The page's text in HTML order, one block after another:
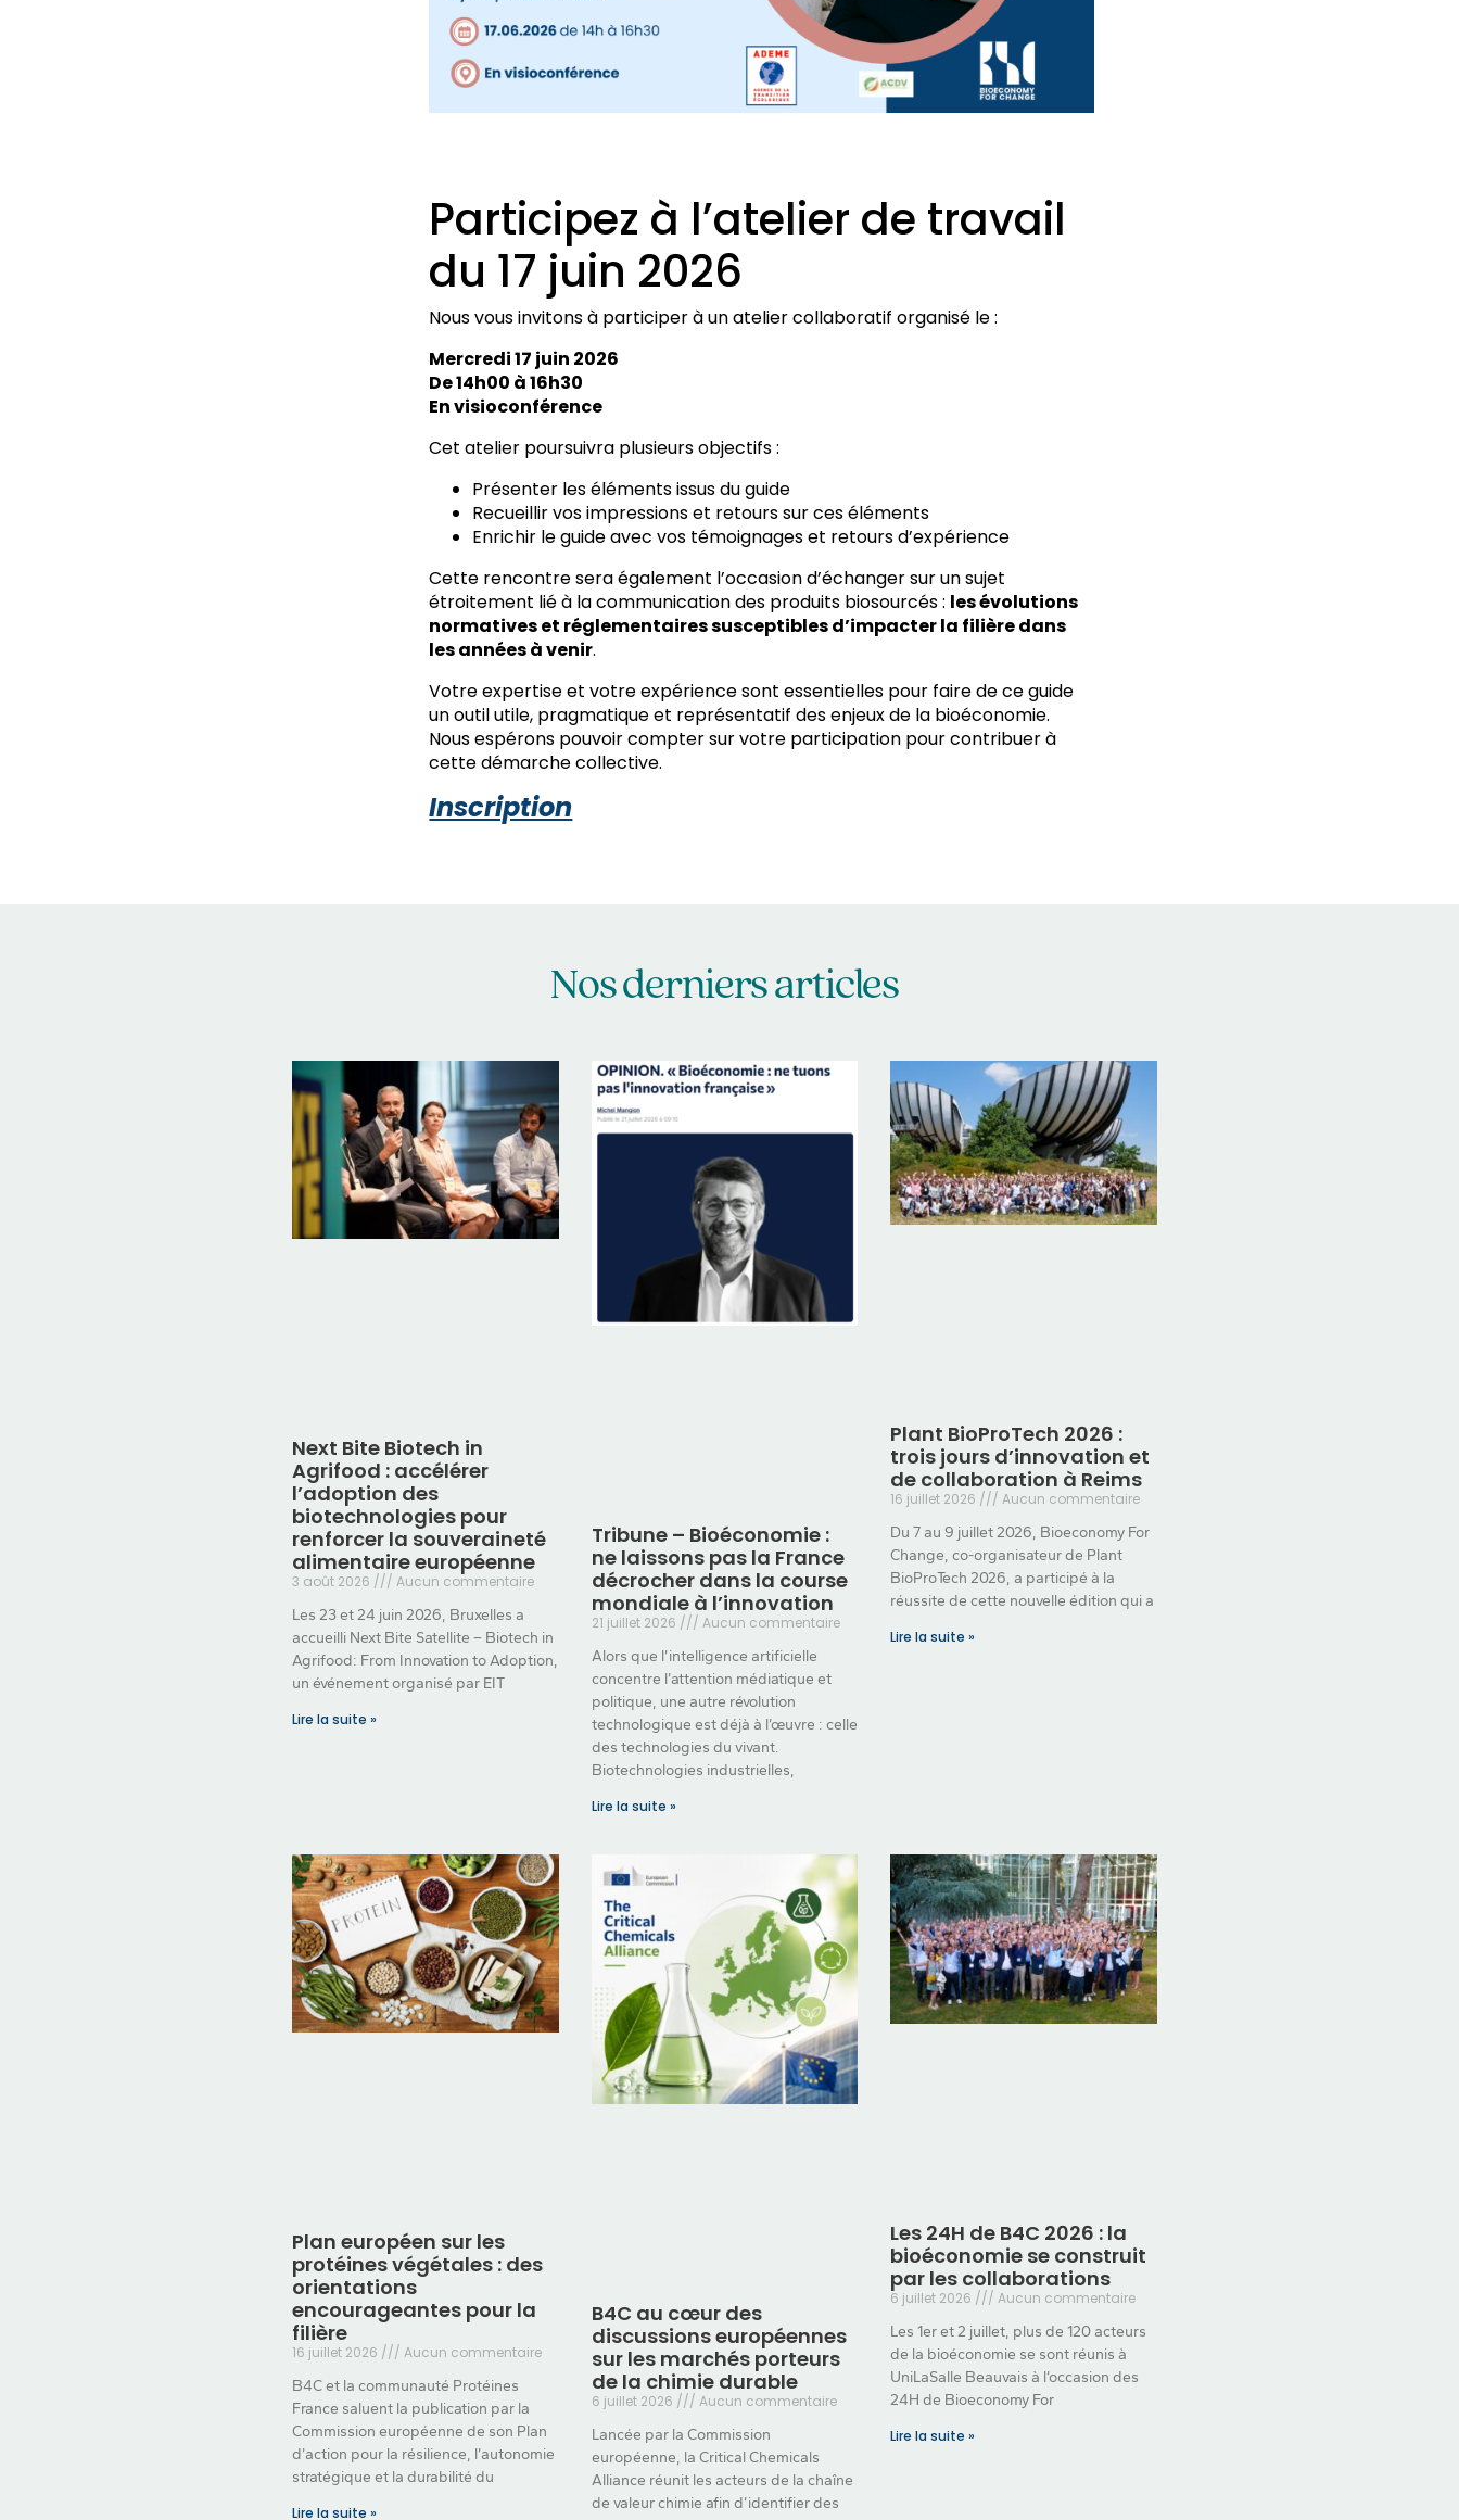
Participez à l’atelier de travail
du 17 juin 2026
Nous vous invitons à participer à un atelier collaboratif organisé le :
Mercredi 17 juin 2026
De 14h00 à 16h30
En visioconférence
Cet atelier poursuivra plusieurs objectifs :
Présenter les éléments issus du guide
Recueillir vos impressions et retours sur ces éléments
Enrichir le guide avec vos témoignages et retours d’expérience
Cette rencontre sera également l’occasion d’échanger sur un sujet
étroitement lié à la communication des produits biosourcés : les évolutions
normatives et réglementaires susceptibles d’impacter la filière dans
les années à venir.
Votre expertise et votre expérience sont essentielles pour faire de ce guide
un outil utile, pragmatique et représentatif des enjeux de la bioéconomie.
Nous espérons pouvoir compter sur votre participation pour contribuer à
cette démarche collective.
Inscription
Nos derniers articles
Next Bite Biotech in
Agrifood : accélérer
l’adoption des
biotechnologies pour
renforcer la souveraineté
alimentaire européenne
3 août 2026
Aucun commentaire
Les 23 et 24 juin 2026, Bruxelles a
accueilli Next Bite Satellite – Biotech in
Agrifood: From Innovation to Adoption,
un événement organisé par EIT
Lire la suite »
Tribune – Bioéconomie :
ne laissons pas la France
décrocher dans la course
mondiale à l’innovation
21 juillet 2026
Aucun commentaire
Alors que l’intelligence artificielle
concentre l’attention médiatique et
politique, une autre révolution
technologique est déjà à l’œuvre : celle
des technologies du vivant.
Biotechnologies industrielles,
Lire la suite »
Plant BioProTech 2026 :
trois jours d’innovation et
de collaboration à Reims
16 juillet 2026
Aucun commentaire
Du 7 au 9 juillet 2026, Bioeconomy For
Change, co-organisateur de Plant
BioProTech 2026, a participé à la
réussite de cette nouvelle édition qui a
Lire la suite »
Plan européen sur les
protéines végétales : des
orientations
encourageantes pour la
filière
16 juillet 2026
Aucun commentaire
B4C et la communauté Protéines
France saluent la publication par la
Commission européenne de son Plan
d’action pour la résilience, l’autonomie
stratégique et la durabilité du
Lire la suite »
B4C au cœur des
discussions européennes
sur les marchés porteurs
de la chimie durable
6 juillet 2026
Aucun commentaire
Lancée par la Commission
européenne, la Critical Chemicals
Alliance réunit les acteurs de la chaîne
de valeur chimie afin d’identifier des
Les 24H de B4C 2026 : la
bioéconomie se construit
par les collaborations
6 juillet 2026
Aucun commentaire
Les 1er et 2 juillet, plus de 120 acteurs
de la bioéconomie se sont réunis à
UniLaSalle Beauvais à l’occasion des
24H de Bioeconomy For
Lire la suite »